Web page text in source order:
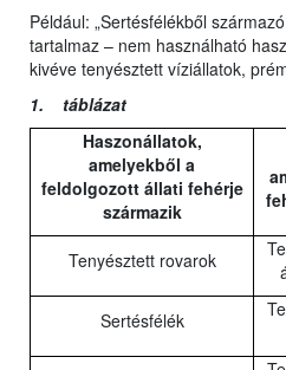
Például: „Sertésfélékből
tartalmaz – nem használható
kivéve tenyésztett víziállatok,
1. táblázat
Haszonállatok,
amelyekből a
feldolgozott állati fehérje
származik
Tenyésztett rovarok
Sertésfélék